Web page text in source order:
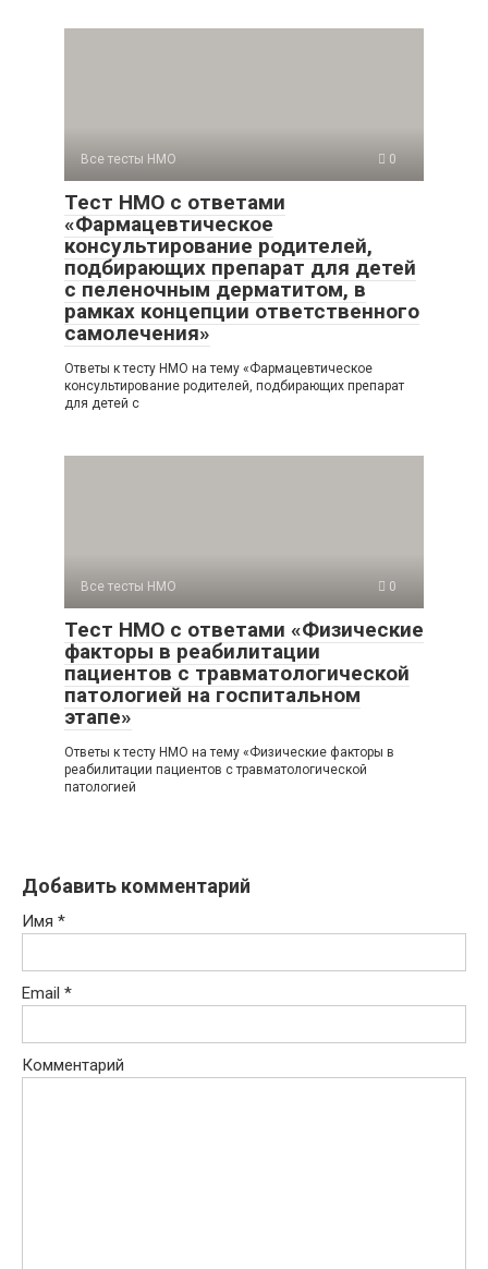
Все тесты НМО 0
Тест НМО с ответами
«Фармацевтическое
консультирование родителей,
подбирающих препарат для детей
с пеленочным дерматитом, в
рамках концепции ответственного
самолечения»
Ответы к тесту НМО на тему «Фармацевтическое
консультирование родителей, подбирающих препарат
для детей с
Все тесты НМО 0
Тест НМО с ответами «Физические
факторы в реабилитации
пациентов с травматологической
патологией на госпитальном
этапе»
Ответы к тесту НМО на тему «Физические факторы в
реабилитации пациентов с травматологической
патологией
Добавить комментарий
Имя *
Email *
Комментарий